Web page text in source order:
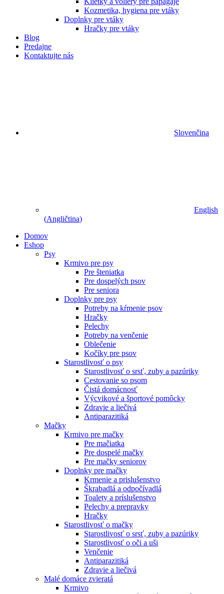
Kozmetika, hygiena pre vtáky
Doplnky pre vtáky
Hračky pre vtáky
Blog
Predajne
Kontaktujte nás
Slovenčina
English
(Angličtina)
Domov
Eshop
Psy
Krmivo pre psy
Pre šteniatka
Pre dospelých psov
Pre seniora
Doplnky pre psy
Potreby na kŕmenie psov
Hračky
Pelechy
Potreby na venčenie
Oblečenie
Kočíky pre psov
Starostlivosť o psy
Starostlivosť o srsť, zuby a pazúriky
Cestovanie so psom
Čistá domácnosť
Výcvikové a športové pomôcky
Zdravie a liečivá
Antiparazitiká
Mačky
Krmivo pre mačky
Pre mačiatka
Pre dospelé mačky
Pre mačky seniorov
Doplnky pre mačky
Krmenie a prislušenstvo
Škrabadlá a odpočívadlá
Toalety а príslušenstvo
Pelechy a prepravky
Hračky
Starostlivosť o mačky
Starostlivosť o srsť, zuby a pazúriky
Starostlivosť o oči a uši
Venčenie
Antiparazitiká
Zdravie a liečivá
Malé domáce zvieratá
Krmivo